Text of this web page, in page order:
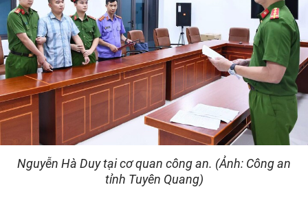
Nguyễn Hà Duy tại cơ quan công an. (Ảnh: Công an
tỉnh Tuyên Quang)